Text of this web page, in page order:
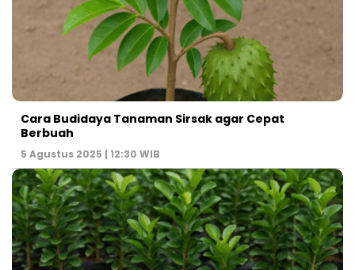
Cara Budidaya Tanaman Sirsak agar Cepat
Berbuah
5 Agustus 2025 | 12:30 WIB